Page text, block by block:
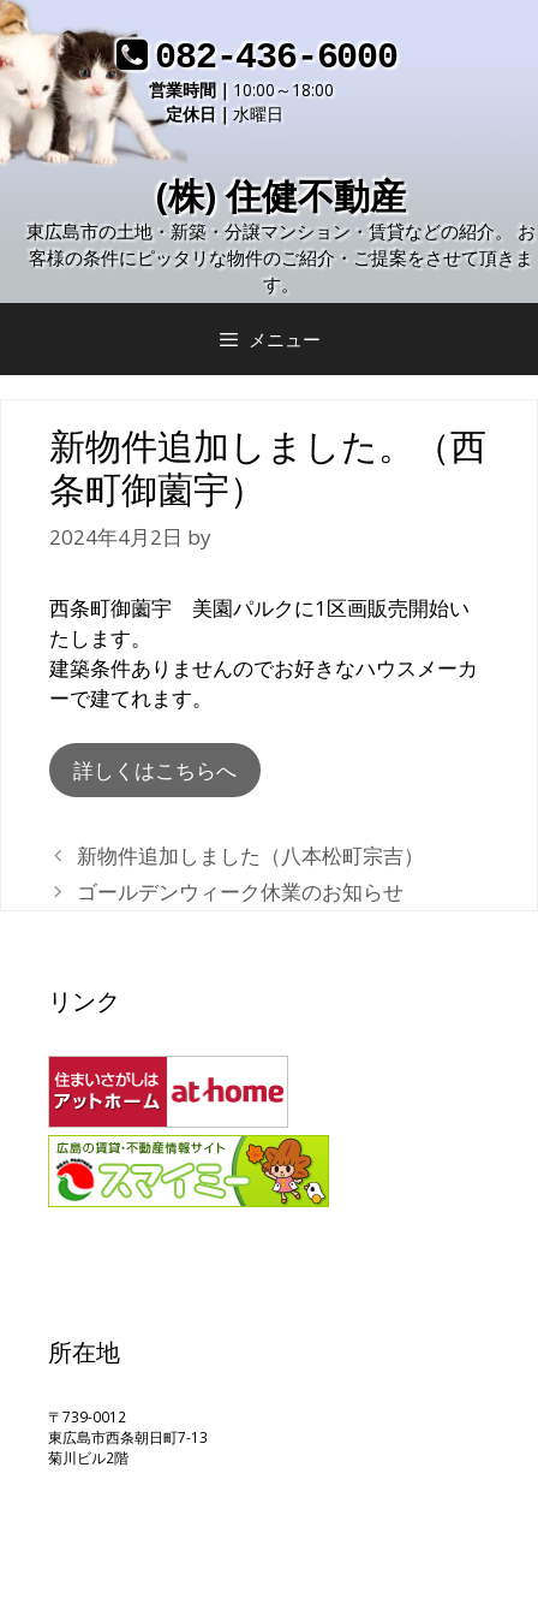
コ
ン
テ
ン
ツ
へ
082-436-6000
営業時間｜ 10:00～18:00
定休日｜ 水曜日
(株) 住健不動産
東広島市の土地・新築・分譲マンション・賃貸などの紹介。 お
客様の条件にピッタリな物件のご紹介・ご提案をさせて頂きま
す。
メニュー
新物件追加しました。（西
条町御薗宇）
2024年4月2日 by
西条町御薗宇 美園パルクに1区画販売開始い
たします。
建築条件ありませんのでお好きなハウスメーカ
ーで建てれます。
詳しくはこちらへ
投
稿
ー
ョ
ン
新物件追加しました（八本松町宗吉）
ゴールデンウィーク休業のお知らせ
リンク
所在地
〒739-0012
東広島市西条朝日町7-13
菊川ビル2階